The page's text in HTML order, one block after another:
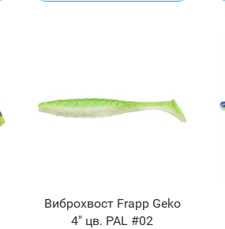
Виброхвост Frapp Geko
4" цв. PAL #02